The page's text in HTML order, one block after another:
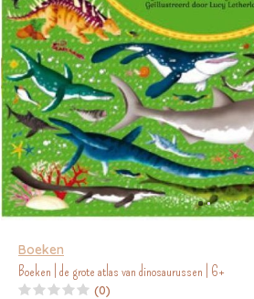
Boeken
Boeken | de grote atlas van dinosaurussen | 6+
(0)